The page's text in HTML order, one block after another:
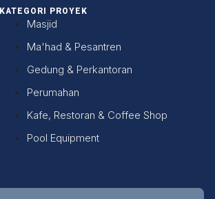
KATEGORI PROYEK
Masjid
Ma'had & Pesantren
Gedung & Perkantoran
Perumahan
Kafe, Restoran & Coffee Shop
Pool Equipment